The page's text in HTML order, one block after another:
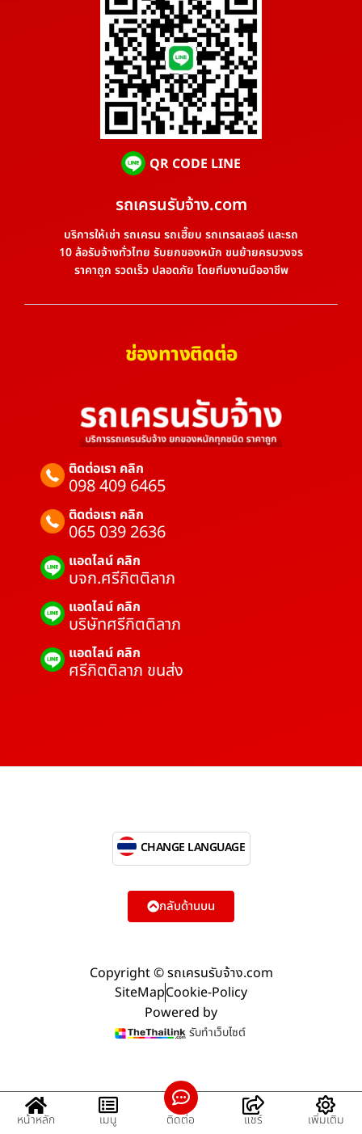
QR CODE LINE
รถเครนรับจ้าง.com
บริการให้เช่า รถเครน รถเฮี๊ยบ รถเทรลเลอร์ และรถ
10 ล้อรับจ้างทั่วไทย รับยกของหนัก ขนย้ายครบวงจร
ราคาถูก รวดเร็ว ปลอดภัย โดยทีมงานมืออาชีพ
ช่องทางติดต่อ
ติดต่อเรา คลิก
098 409 6465
ติดต่อเรา คลิก
065 039 2636
แอดไลน์ คลิก
บจก.ศรีกิตติลาภ
แอดไลน์ คลิก
บริษัทศรีกิตติลาภ
แอดไลน์ คลิก
ศรีกิตติลาภ ขนส่ง
Copyright © รถเครนรับจ้าง.com
SiteMapCookie-Policy
Powered by
รับทำเว็บไซต์
CHANGE LANGUAGE
กลับด้านบน
หน้าหลัก เมนู ติดต่อ แชร์ เพิ่มเติม